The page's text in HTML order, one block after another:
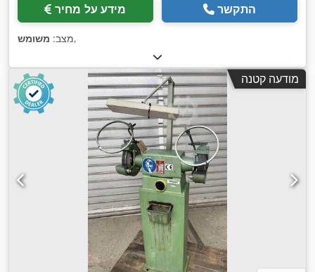
מידע על מחיר התקשר
מצב: משומש ,
מודעה קטנה